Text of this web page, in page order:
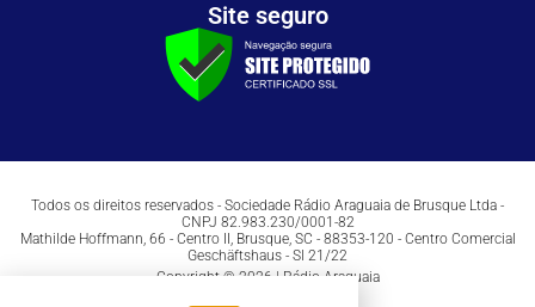
Site seguro
Todos os direitos reservados - Sociedade Rádio Araguaia de Brusque Ltda -
CNPJ 82.983.230/0001-82
Mathilde Hoffmann, 66 - Centro II, Brusque, SC - 88353-120 - Centro Comercial
Geschäftshaus - Sl 21/22
Copyright © 2026 | Rádio Araguaia